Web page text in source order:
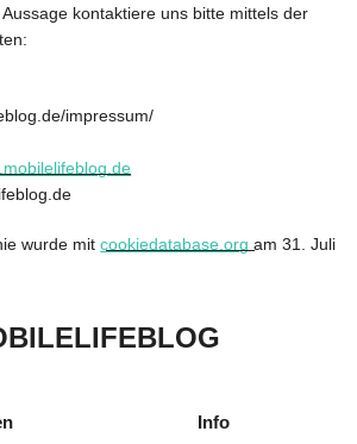
kontaktiere uns bitte mittels der
impressum/
wurde mitcookiedatabase.org am 31. Juli
Info